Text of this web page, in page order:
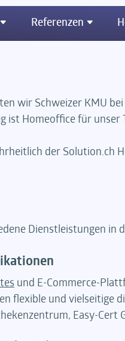
Referenzen
wir Schweizer KMU
ist Homeoffice für unser
der Solution.ch
Dienstleistungen in
und E-Commerce-
flexible und vielseitige
Easy-Cert